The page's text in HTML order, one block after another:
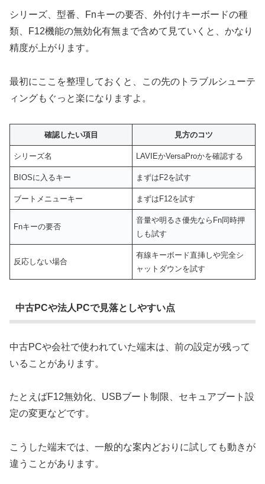
シリーズ、型番、Fnキーの要否、外付けキーボードの種
類、F12機能の無効化有無まで含めて見ていくと、かなり
精度が上がります。
最初にここを整理しておくと、この先のトラブルシューテ
ィングもぐっと楽になりますよ。
確認したい項目 見方のコツ
シリーズ名 LAVIEかVersaProかを確認する
BIOSに入るキー まずはF2を試す
ブートメニューキー まずはF12を試す
Fnキーの要否
音量や明るさ優先ならFn同時押
しも試す
反応しない場合
有線キーボード直挿しや完全シ
ャットダウンを試す
中古PCや法人PCで見落としやすい点
中古PCや会社で使われていた端末は、前の設定が残って
いることがあります。
たとえばF12無効化、USBブート制限、セキュアブート設
定の変更などです。
こうした端末では、一般的な案内どおりに試しても動きが
違うことがあります。